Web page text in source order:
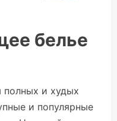
белье
полных и худых
и популярные